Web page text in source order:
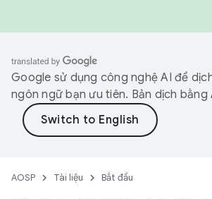
Google sử dụng công nghệ AI để
ngôn ngữ bạn ưu tiên. Bản dịch bằng
AOSP Tài liệu Bắt đầu